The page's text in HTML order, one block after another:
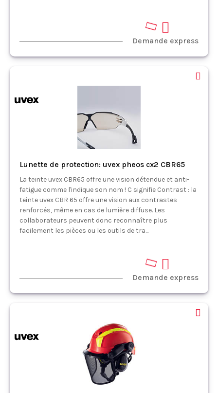
Demande express
Lunette de protection: uvex pheos cx2 CBR65
La teinte uvex CBR65 offre une vision détendue et anti-
fatigue comme l'indique son nom ! C signifie Contrast : la
teinte uvex CBR 65 offre une vision aux contrastes
renforcés, même en cas de lumière diffuse. Les
collaborateurs peuvent donc reconnaître plus
facilement les pièces ou les outils de tra...
Demande express